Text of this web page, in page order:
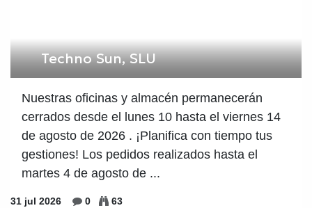
Techno Sun, SLU
Nuestras oficinas y almacén permanecerán
cerrados desde el lunes 10 hasta el viernes 14
de agosto de 2026 . ​¡Planifica con tiempo tus
gestiones! Los pedidos realizados hasta el
martes 4 de agosto de ...
31 jul 2026 0 63